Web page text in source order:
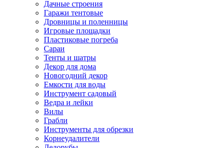
Дачные строения
Гаражи тентовые
Дровницы и поленницы
Игровые площадки
Пластиковые погреба
Сараи
Тенты и шатры
Декор для дома
Новогодний декор
Емкости для воды
Инструмент садовый
Ведра и лейки
Вилы
Грабли
Инструменты для обрезки
Корнеудалители